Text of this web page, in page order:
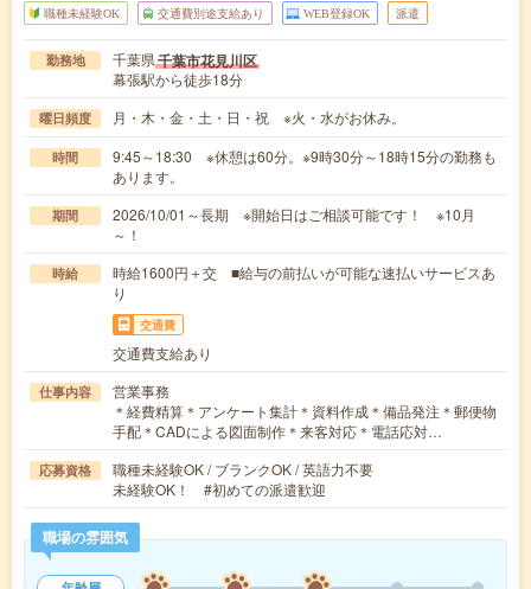
職種未経験OK 交通費別途支給あり WEB登録OK 派遣
勤務地 千葉県千葉市花見川区
幕張駅から徒歩18分
曜日頻度 月・木・金・土・日・祝 ※火・水がお休み。
時間
9:45～18:30 ※休憩は60分。※9時30分～18時15分の勤務も
あります。
期間
2026/10/01～長期 ※開始日はご相談可能です！ ※10月
～！
時給
時給1600円＋交 ■給与の前払いが可能な速払いサービスあ
り
交通費
交通費支給あり
仕事内容
営業事務
＊経費精算＊アンケート集計＊資料作成＊備品発注＊郵便物
手配＊CADによる図面制作＊来客対応＊電話応対…
応募資格
職種未経験OK / ブランクOK / 英語力不要
未経験OK！ #初めての派遣歓迎
職場の雰囲気